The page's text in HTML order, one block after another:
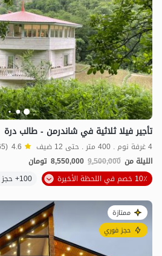
1.35مليون ت 4.3
تأجير فيلا ثلاثية في شاندرمن - طالب درة
4 غرفة نوم . 400 متر . حتى 12 ضيف 4.6 (65 تعليق)
الليلة من 9,500,000
8,550,000 تومان
10٪ خصم في اللحظة الأخيرة
100+ حجز ناجح
ممتازة
حجز فوري